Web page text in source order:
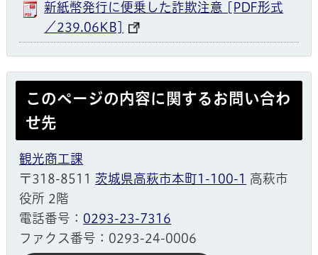
新紙幣発行に便乗した詐欺注意 [PDF形式
／239.06KB]
このページの内容に関するお問い合わ
せ先
観光商工課
〒318-8511 茨城県高萩市本町1-100-1 高萩市
役所 2階
電話番号： 0293-23-7316
ファクス番号：0293-24-0006